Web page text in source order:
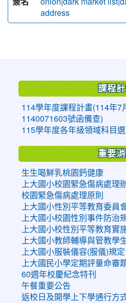
address
課程
114學年度課程計畫(114年7
1140071603號函備查)
115學年度各年級領域科目
重要
生生喝鮮乳桃園鈣健康
上大國小校園緊急傷病處理
校園緊急傷病處理原則
上大國小性別平等教育委員
上大國小校園性別事件防治
上大國小校性別平等教育實
上大國小教師輔導與管教學
上大國小服裝儀容(服儀)規定
上大國民小學定期評量命審
60週年校慶紀念特刊
午餐重要公告
返校日及開學上下學通行方